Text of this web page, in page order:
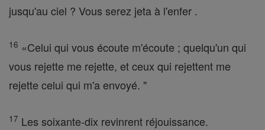
jusqu'au ciel ? Vous serez jeta à l'enfer .
16 «Celui qui vous écoute m'écoute ; quelqu'un qui
vous rejette me rejette, et ceux qui rejettent me
rejette celui qui m'a envoyé. "
17 Les soixante-dix revinrent réjouissance.